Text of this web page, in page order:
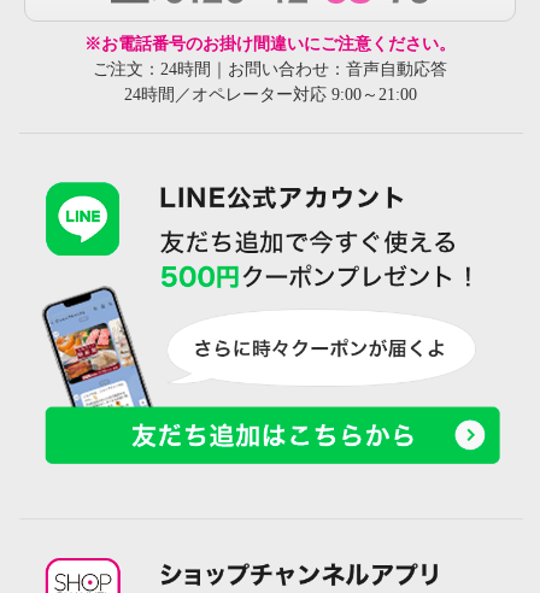
※お電話番号のお掛け間違いにご注意ください。
ご注文：24時間｜お問い合わせ：音声自動応答
24時間／オペレーター対応 9:00～21:00